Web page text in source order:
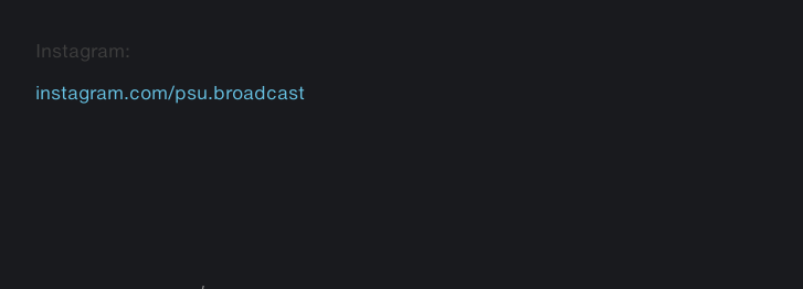
Instagram:
instagram.com/psu.broadcast